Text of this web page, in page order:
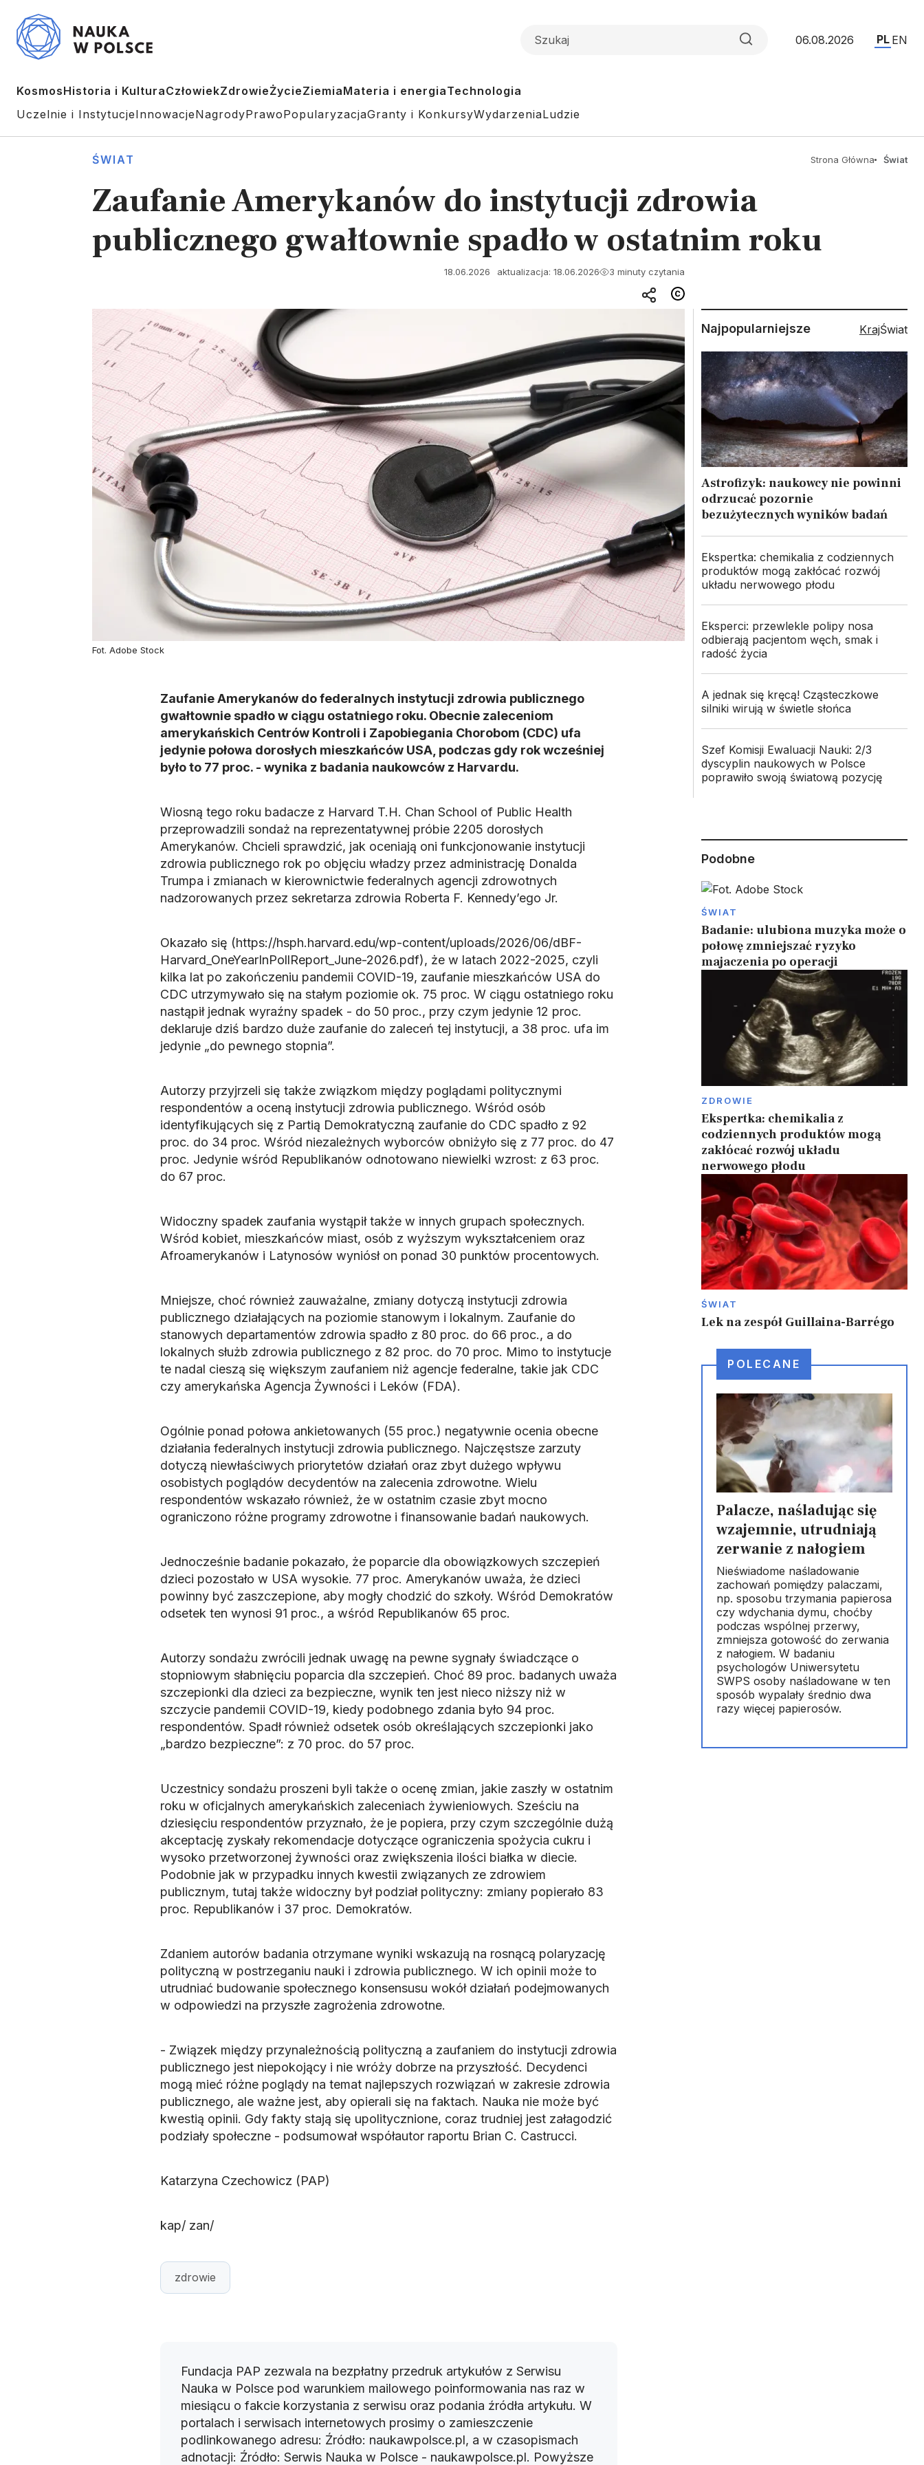
06.08.2026 PL EN
KosmosHistoria i KulturaCzłowiekZdrowieŻycieZiemiaMateria i energiaTechnologia
Uczelnie i InstytucjeInnowacjeNagrodyPrawoPopularyzacjaGranty i KonkursyWydarzeniaLudzie
ŚWIAT Strona Główna Świat
Zaufanie Amerykanów do instytucji zdrowia
publicznego gwałtownie spadło w ostatnim roku
18.06.2026 aktualizacja: 18.06.2026 3 minuty czytania
Fot. Adobe Stock
Zaufanie Amerykanów do federalnych instytucji zdrowia publicznego
gwałtownie spadło w ciągu ostatniego roku. Obecnie zaleceniom
amerykańskich Centrów Kontroli i Zapobiegania Chorobom (CDC) ufa
jedynie połowa dorosłych mieszkańców USA, podczas gdy rok wcześniej
było to 77 proc. - wynika z badania naukowców z Harvardu.
Wiosną tego roku badacze z Harvard T.H. Chan School of Public Health
przeprowadzili sondaż na reprezentatywnej próbie 2205 dorosłych
Amerykanów. Chcieli sprawdzić, jak oceniają oni funkcjonowanie instytucji
zdrowia publicznego rok po objęciu władzy przez administrację Donalda
Trumpa i zmianach w kierownictwie federalnych agencji zdrowotnych
nadzorowanych przez sekretarza zdrowia Roberta F. Kennedy’ego Jr.
Okazało się (https://hsph.harvard.edu/wp-content/uploads/2026/06/dBF-
Harvard_OneYearInPollReport_June-2026.pdf), że w latach 2022-2025, czyli
kilka lat po zakończeniu pandemii COVID-19, zaufanie mieszkańców USA do
CDC utrzymywało się na stałym poziomie ok. 75 proc. W ciągu ostatniego roku
nastąpił jednak wyraźny spadek - do 50 proc., przy czym jedynie 12 proc.
deklaruje dziś bardzo duże zaufanie do zaleceń tej instytucji, a 38 proc. ufa im
jedynie „do pewnego stopnia”.
Autorzy przyjrzeli się także związkom między poglądami politycznymi
respondentów a oceną instytucji zdrowia publicznego. Wśród osób
identyfikujących się z Partią Demokratyczną zaufanie do CDC spadło z 92
proc. do 34 proc. Wśród niezależnych wyborców obniżyło się z 77 proc. do 47
proc. Jedynie wśród Republikanów odnotowano niewielki wzrost: z 63 proc.
do 67 proc.
Widoczny spadek zaufania wystąpił także w innych grupach społecznych.
Wśród kobiet, mieszkańców miast, osób z wyższym wykształceniem oraz
Afroamerykanów i Latynosów wyniósł on ponad 30 punktów procentowych.
Mniejsze, choć również zauważalne, zmiany dotyczą instytucji zdrowia
publicznego działających na poziomie stanowym i lokalnym. Zaufanie do
stanowych departamentów zdrowia spadło z 80 proc. do 66 proc., a do
lokalnych służb zdrowia publicznego z 82 proc. do 70 proc. Mimo to instytucje
te nadal cieszą się większym zaufaniem niż agencje federalne, takie jak CDC
czy amerykańska Agencja Żywności i Leków (FDA).
Ogólnie ponad połowa ankietowanych (55 proc.) negatywnie ocenia obecne
działania federalnych instytucji zdrowia publicznego. Najczęstsze zarzuty
dotyczą niewłaściwych priorytetów działań oraz zbyt dużego wpływu
osobistych poglądów decydentów na zalecenia zdrowotne. Wielu
respondentów wskazało również, że w ostatnim czasie zbyt mocno
ograniczono różne programy zdrowotne i finansowanie badań naukowych.
Jednocześnie badanie pokazało, że poparcie dla obowiązkowych szczepień
dzieci pozostało w USA wysokie. 77 proc. Amerykanów uważa, że dzieci
powinny być zaszczepione, aby mogły chodzić do szkoły. Wśród Demokratów
odsetek ten wynosi 91 proc., a wśród Republikanów 65 proc.
Autorzy sondażu zwrócili jednak uwagę na pewne sygnały świadczące o
stopniowym słabnięciu poparcia dla szczepień. Choć 89 proc. badanych uważa
szczepionki dla dzieci za bezpieczne, wynik ten jest nieco niższy niż w
szczycie pandemii COVID-19, kiedy podobnego zdania było 94 proc.
respondentów. Spadł również odsetek osób określających szczepionki jako
„bardzo bezpieczne”: z 70 proc. do 57 proc.
Uczestnicy sondażu proszeni byli także o ocenę zmian, jakie zaszły w ostatnim
roku w oficjalnych amerykańskich zaleceniach żywieniowych. Sześciu na
dziesięciu respondentów przyznało, że je popiera, przy czym szczególnie dużą
akceptację zyskały rekomendacje dotyczące ograniczenia spożycia cukru i
wysoko przetworzonej żywności oraz zwiększenia ilości białka w diecie.
Podobnie jak w przypadku innych kwestii związanych ze zdrowiem
publicznym, tutaj także widoczny był podział polityczny: zmiany popierało 83
proc. Republikanów i 37 proc. Demokratów.
Zdaniem autorów badania otrzymane wyniki wskazują na rosnącą polaryzację
polityczną w postrzeganiu nauki i zdrowia publicznego. W ich opinii może to
utrudniać budowanie społecznego konsensusu wokół działań podejmowanych
w odpowiedzi na przyszłe zagrożenia zdrowotne.
- Związek między przynależnością polityczną a zaufaniem do instytucji zdrowia
publicznego jest niepokojący i nie wróży dobrze na przyszłość. Decydenci
mogą mieć różne poglądy na temat najlepszych rozwiązań w zakresie zdrowia
publicznego, ale ważne jest, aby opierali się na faktach. Nauka nie może być
kwestią opinii. Gdy fakty stają się upolitycznione, coraz trudniej jest załagodzić
podziały społeczne - podsumował współautor raportu Brian C. Castrucci.
Katarzyna Czechowicz (PAP)
kap/ zan/
zdrowie
Fundacja PAP zezwala na bezpłatny przedruk artykułów z Serwisu
Nauka w Polsce pod warunkiem mailowego poinformowania nas raz w
miesiącu o fakcie korzystania z serwisu oraz podania źródła artykułu. W
portalach i serwisach internetowych prosimy o zamieszczenie
podlinkowanego adresu: Źródło: naukawpolsce.pl, a w czasopismach
adnotacji: Źródło: Serwis Nauka w Polsce - naukawpolsce.pl. Powyższe
Najpopularniejsze KrajŚwiat
Astrofizyk: naukowcy nie powinni
odrzucać pozornie
bezużytecznych wyników badań
Ekspertka: chemikalia z codziennych
produktów mogą zakłócać rozwój
układu nerwowego płodu
Eksperci: przewlekle polipy nosa
odbierają pacjentom węch, smak i
radość życia
A jednak się kręcą! Cząsteczkowe
silniki wirują w świetle słońca
Szef Komisji Ewaluacji Nauki: 2/3
dyscyplin naukowych w Polsce
poprawiło swoją światową pozycję
Podobne
ŚWIAT
Badanie: ulubiona muzyka może o
połowę zmniejszać ryzyko
majaczenia po operacji
ZDROWIE
Ekspertka: chemikalia z
codziennych produktów mogą
zakłócać rozwój układu
nerwowego płodu
ŚWIAT
Lek na zespół Guillaina-Barrégo
POLECANE
Palacze, naśladując się
wzajemnie, utrudniają
zerwanie z nałogiem
Nieświadome naśladowanie
zachowań pomiędzy palaczami,
np. sposobu trzymania papierosa
czy wdychania dymu, choćby
podczas wspólnej przerwy,
zmniejsza gotowość do zerwania
z nałogiem. W badaniu
psychologów Uniwersytetu
SWPS osoby naśladowane w ten
sposób wypalały średnio dwa
razy więcej papierosów.